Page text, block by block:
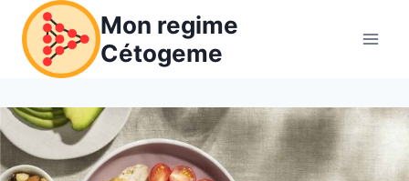
Aller
contenu
Mon regime
Cétogeme